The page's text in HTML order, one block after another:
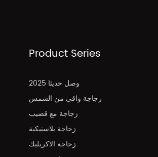
Product Series
2025 وصل حديثا
زجاجة واقي من الشمس
زجاجة مع قضيب
زجاجة بلاستيكية
زجاجة الاكريليك